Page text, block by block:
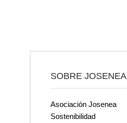
SOBRE JOSENEA
Asociación Josenea
Sostenibilidad